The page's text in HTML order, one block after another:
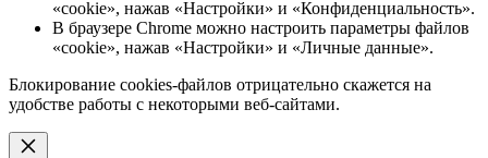
«cookie», нажав «Настройки» и «Конфиденциальность».
В браузере Chrome можно настроить параметры файлов
«cookie», нажав «Настройки» и «Личные данные».
Блокирование cookies-файлов отрицательно скажется на
удобстве работы с некоторыми веб-сайтами.